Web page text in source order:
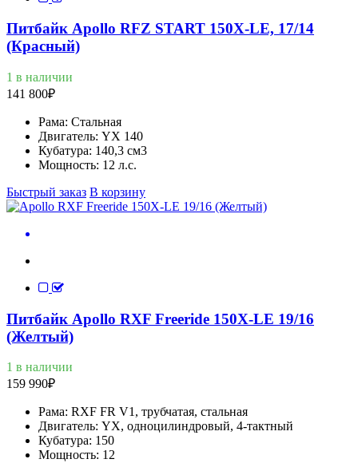
Питбайк Apollo RFZ START 150X-LE, 17/14
(Красный)
1 в наличии
141 800₽
Рама: Стальная
Двигатель: YX 140
Кубатура: 140,3 см3
Мощность: 12 л.с.
Быстрый заказ В корзину
Питбайк Apollo RXF Freeride 150X-LE 19/16
(Желтый)
1 в наличии
159 990₽
Рама: RXF FR V1, трубчатая, стальная
Двигатель: YX, одноцилиндровый, 4-тактный
Кубатура: 150
Мощность: 12